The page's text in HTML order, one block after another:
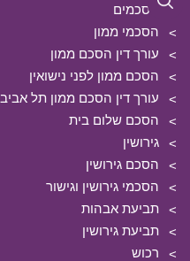
הסכמים
הסכמי ממון
עורך דין הסכם ממון
הסכם ממון לפני נישואין
עורך דין הסכם ממון תל אביב
הסכם שלום בית
גירושין
הסכם גירושין
הסכמי גירושין וגישור
תביעת אבהות
תביעת גירושין
רכוש